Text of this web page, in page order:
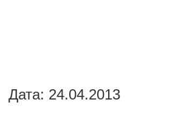
Дата: 24.04.2013